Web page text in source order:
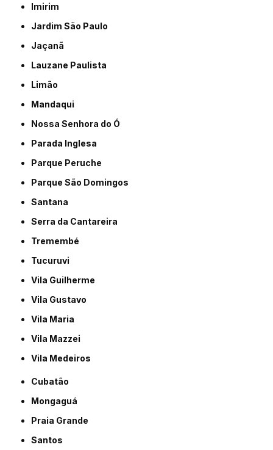
Imirim
Jardim São Paulo
Jaçanã
Lauzane Paulista
Limão
Mandaqui
Nossa Senhora do Ó
Parada Inglesa
Parque Peruche
Parque São Domingos
Santana
Serra da Cantareira
Tremembé
Tucuruvi
Vila Guilherme
Vila Gustavo
Vila Maria
Vila Mazzei
Vila Medeiros
Cubatão
Mongaguá
Praia Grande
Santos